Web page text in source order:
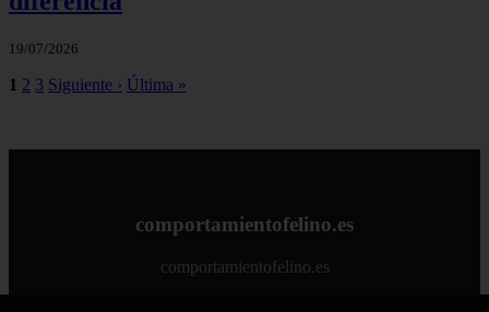
19/07/2026
1 2 3 Siguiente › Última »
comportamientofelino.es
comportamientofelino.es